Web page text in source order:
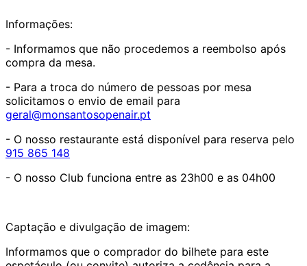
Informações:
- Informamos que não procedemos a reembolso após
compra da mesa.
- Para a troca do número de pessoas por mesa
solicitamos o envio de email para
geral@monsantosopenair.pt
- O nosso restaurante está disponível para reserva pelo
915 865 148
- O nosso Club funciona entre as 23h00 e as 04h00
Captação e divulgação de imagem:
Informamos que o comprador do bilhete para este